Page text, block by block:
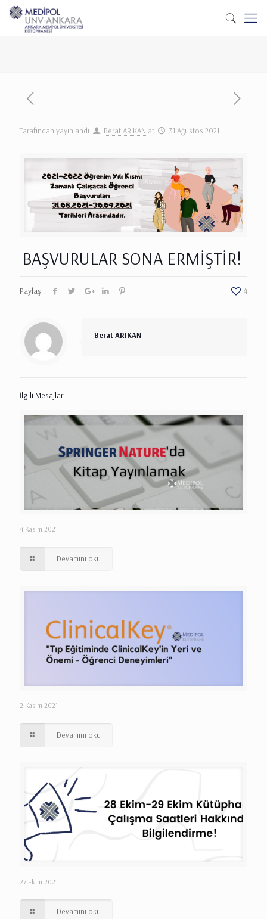
Tarafından yayınlandı Berat ARIKAN at 31 Ağustos 2021
BAŞVURULAR SONA ERMİŞTİR!
Paylaş 4
Berat ARIKAN
İlgili Mesajlar
4 Kasım 2021
Devamını oku
2 Kasım 2021
Devamını oku
27 Ekim 2021
Devamını oku